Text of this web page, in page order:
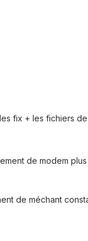
fix + les fichiers
de modem
de méchant